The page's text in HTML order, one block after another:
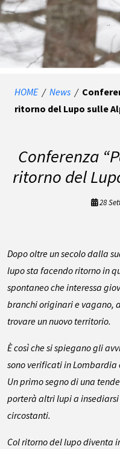
HOME / News /
ritorno del Lupo sulle
Conferenza
ritorno del
28
Dopo oltre un secolo dalla
lupo sta facendo ritorno in
spontaneo che interessa
branchi originari e vagano,
trovare un nuovo territorio.
È così che si spiegano gli
sono verificati in Lombardia
Un primo segno di una
porterà altri lupi a
circostanti.
Col ritorno del lupo diventa